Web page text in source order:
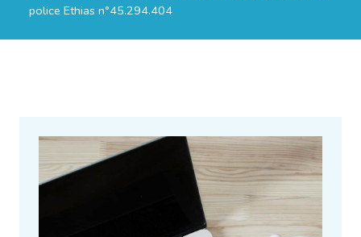
police Ethias n°45.294.404